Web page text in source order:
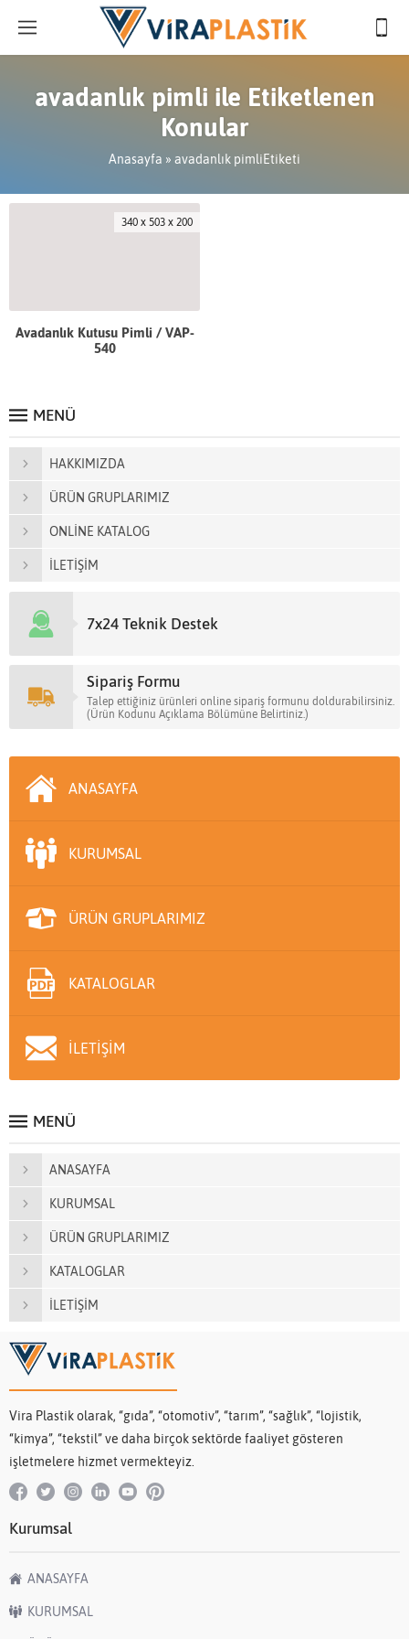
avadanlık pimli ile Etiketlenen
Konular
Anasayfa » avadanlık pimliEtiketi
340 x 503 x 200
Avadanlık Kutusu Pimli / VAP-
540
MENÜ
HAKKIMIZDA
ÜRÜN GRUPLARIMIZ
ONLİNE KATALOG
İLETİŞİM
7x24 Teknik Destek
Sipariş Formu
Talep ettiğiniz ürünleri online sipariş formunu doldurabilirsiniz.
(Ürün Kodunu Açıklama Bölümüne Belirtiniz.)
ANASAYFA
KURUMSAL
ÜRÜN GRUPLARIMIZ
KATALOGLAR
İLETİŞİM
MENÜ
ANASAYFA
KURUMSAL
ÜRÜN GRUPLARIMIZ
KATALOGLAR
İLETİŞİM
Vira Plastik olarak, “gıda”, “otomotiv”, “tarım”, “sağlık”, “lojistik,
“kimya”, “tekstil” ve daha birçok sektörde faaliyet gösteren
işletmelere hizmet vermekteyiz.
Kurumsal
ANASAYFA
KURUMSAL